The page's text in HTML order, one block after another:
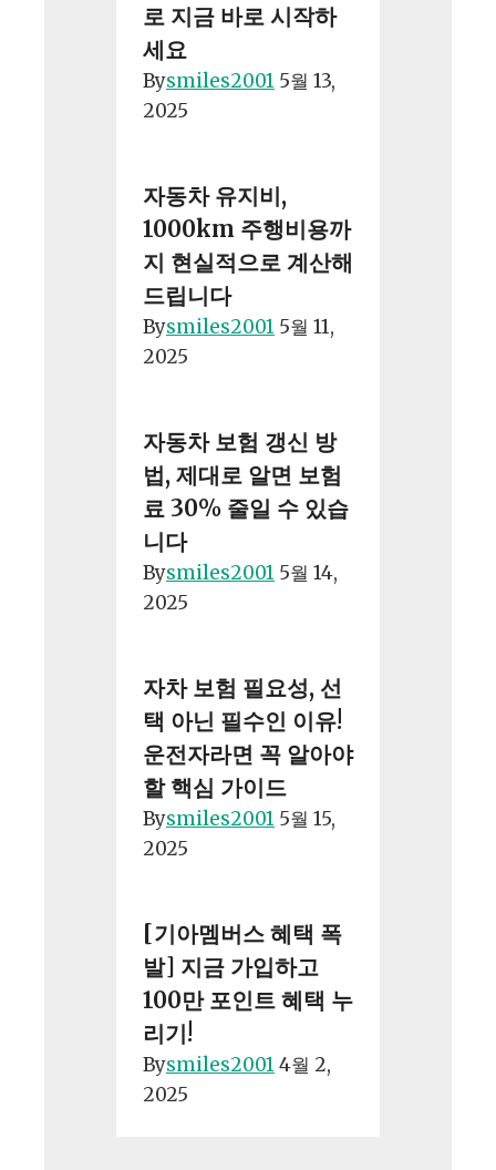
로 지금 바로 시작하
세요
Bysmiles2001 5월 13,
2025
자동차 유지비,
1000km 주행비용까
지 현실적으로 계산해
드립니다
Bysmiles2001 5월 11,
2025
자동차 보험 갱신 방
법, 제대로 알면 보험
료 30% 줄일 수 있습
니다
Bysmiles2001 5월 14,
2025
자차 보험 필요성, 선
택 아닌 필수인 이유!
운전자라면 꼭 알아야
할 핵심 가이드
Bysmiles2001 5월 15,
2025
[기아멤버스 혜택 폭
발] 지금 가입하고
100만 포인트 혜택 누
리기!
Bysmiles2001 4월 2,
2025